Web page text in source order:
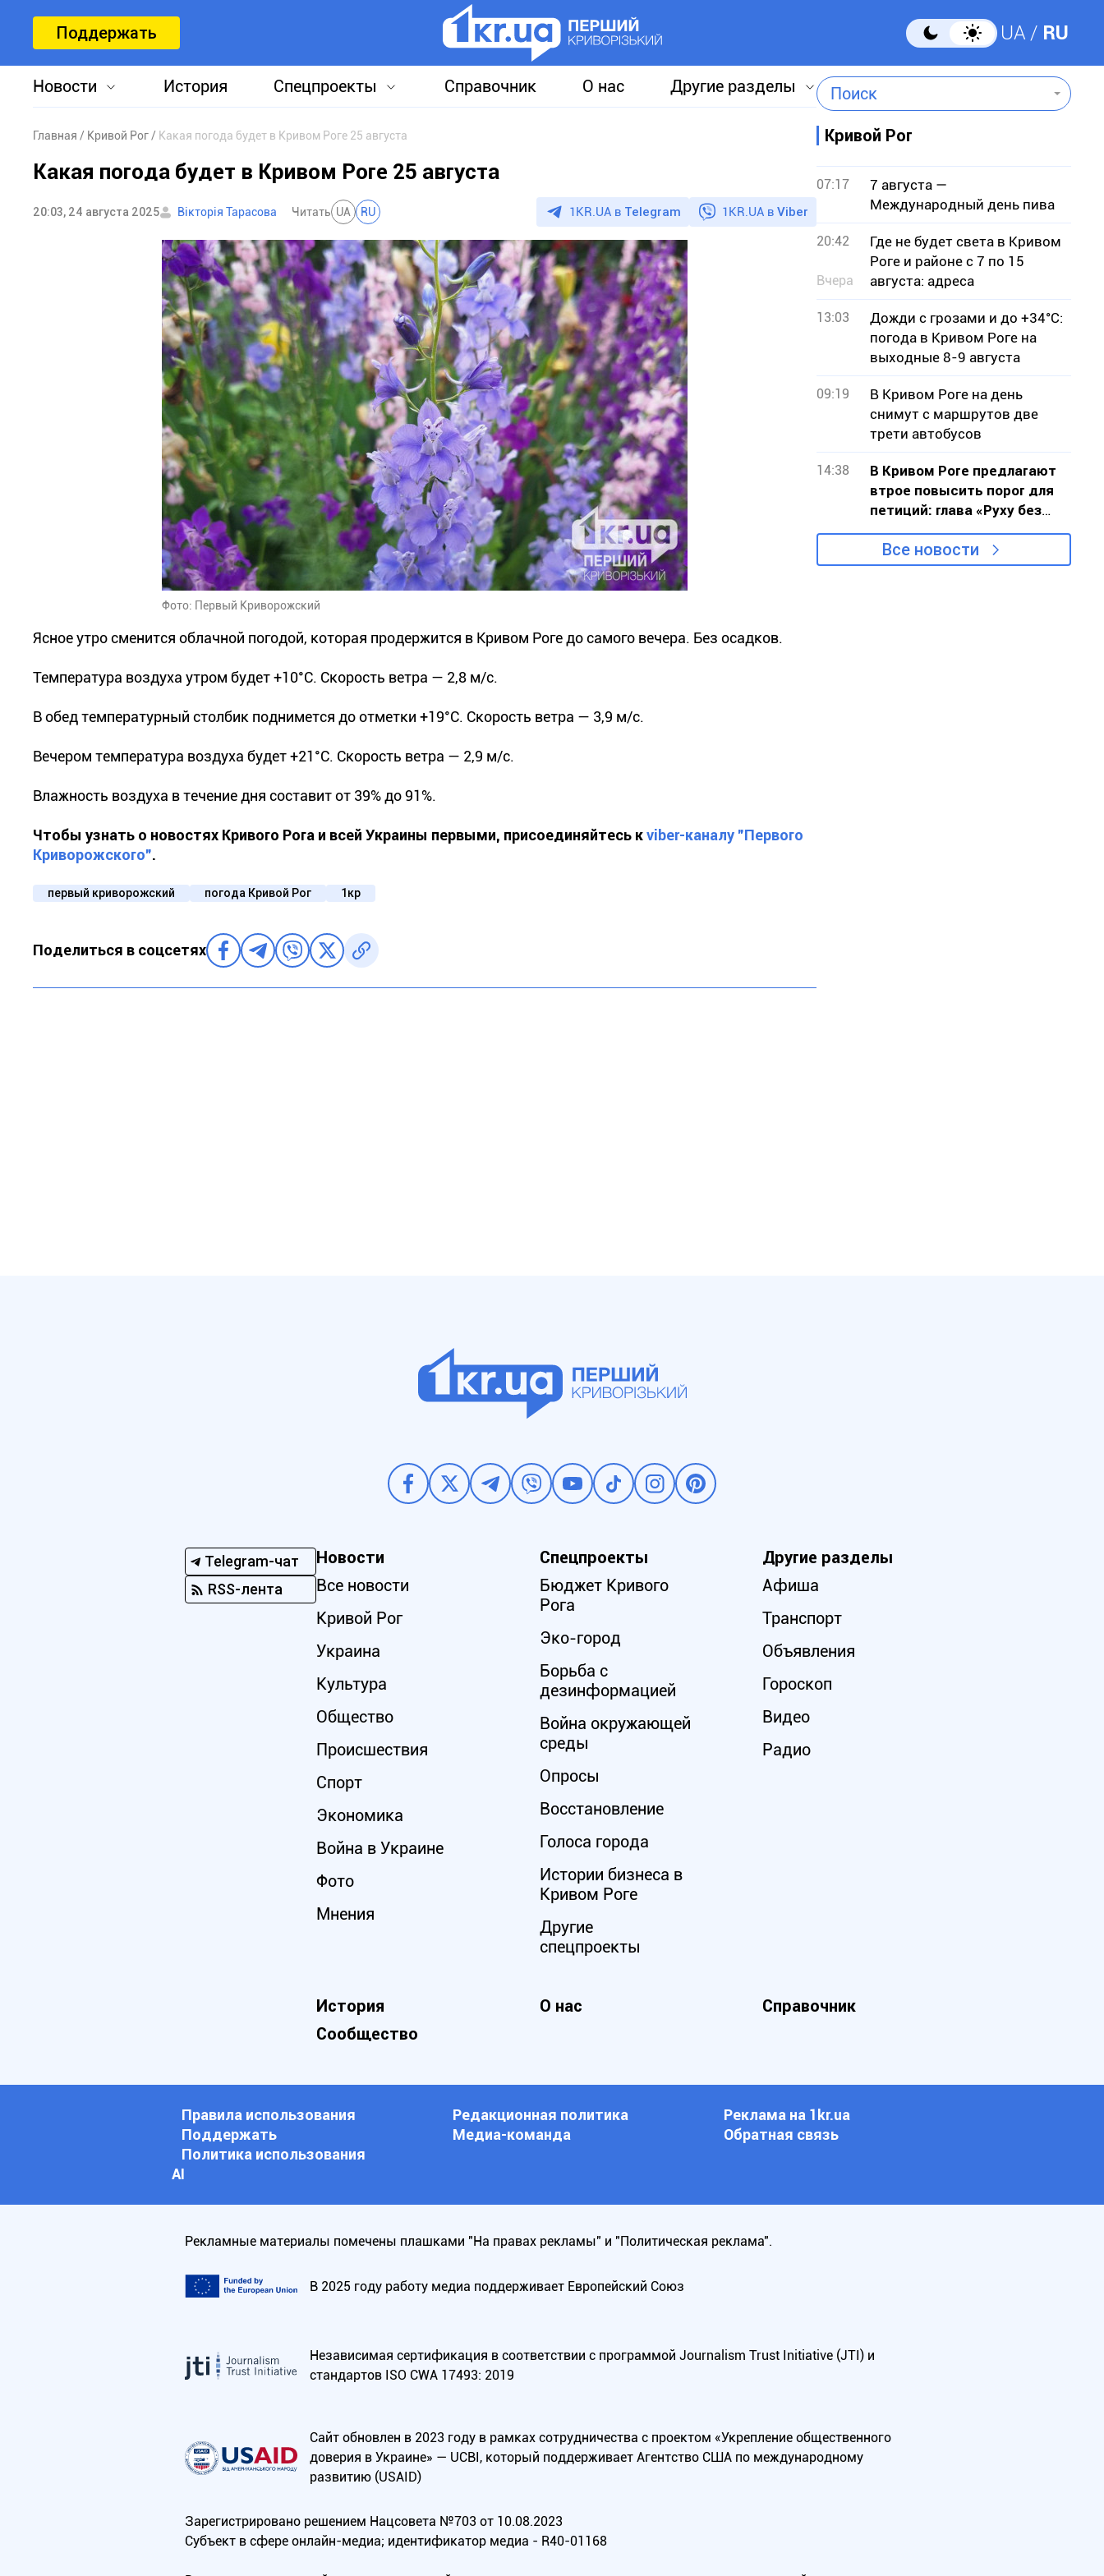
Поддержать UA RU
Новости История Спецпроекты Справочник О нас Другие разделы Поиск
Главная Кривой Рог Какая погода будет в Кривом Роге 25 августа
Какая погода будет в Кривом Роге 25 августа
20:03, 24 августа 2025 Вікторія Тарасова Читать UA RU 1KR.UA в Telegram 1KR.UA в Viber
Фото: Первый Криворожский
Ясное утро сменится облачной погодой, которая продержится в Кривом Роге до самого вечера. Без осадков.
Температура воздуха утром будет +10°С. Скорость ветра — 2,8 м/с.
В обед температурный столбик поднимется до отметки +19°С. Скорость ветра — 3,9 м/с.
Вечером температура воздуха будет +21°С. Скорость ветра — 2,9 м/с.
Влажность воздуха в течение дня составит от 39% до 91%.
Чтобы узнать о новостях Кривого Рога и всей Украины первыми, присоединяйтесь кviber-каналу "Первого
Криворожского".
первый криворожский погода Кривой Рог 1кр
Поделиться в соцсетях
Кривой Рог
07:17
7 августа —
Международный день пива
20:42
Вчера
Где не будет света в Кривом
Роге и районе с 7 по 15
августа: адреса
13:03
Дожди с грозами и до +34°С:
погода в Кривом Роге на
выходные 8-9 августа
09:19
В Кривом Роге на день
снимут с маршрутов две
трети автобусов
14:38
В Кривом Роге предлагают
втрое повысить порог для
петиций: глава «Руху без
меж» обратился к власти с
критикой проекта
Все новости
Telegram-чат
RSS-лента
Новости
Все новости
Кривой Рог
Украина
Культура
Общество
Происшествия
Спорт
Экономика
Война в Украине
Фото
Мнения
Спецпроекты
Бюджет Кривого
Рога
Эко-город
Борьба с
дезинформацией
Война окружающей
среды
Опросы
Восстановление
Голоса города
Истории бизнеса в
Кривом Роге
Другие
спецпроекты
Другие разделы
Афиша
Транспорт
Объявления
Гороскоп
Видео
Радио
История О нас
Справочник
Сообщество
Правила использования Редакционная политика
Реклама на 1kr.ua
Поддержать
Медиа-команда
Обратная связь
Политика использования
АI
Рекламные материалы помечены плашками "На правах рекламы" и "Политическая реклама".
В 2025 году работу медиа поддерживает Европейский Союз
Независимая сертификация в соответствии с программой Journalism Trust Initiative (JTI) и
стандартов ISO CWA 17493: 2019
Сайт обновлен в 2023 году в рамках сотрудничества с проектом «Укрепление общественного
доверия в Украине» — UCBI, который поддерживает Агентство США по международному
развитию (USAID)
Зарегистрировано решением Нацсовета №703 от 10.08.2023
Субъект в сфере онлайн-медиа; идентификатор медиа - R40-01168